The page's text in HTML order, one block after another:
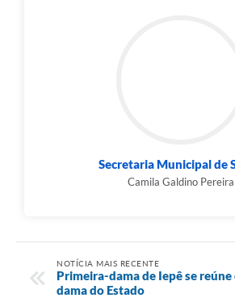
Secretaria Municipal de
Camila Galdino Pereira
NOTÍCIA MAIS RECENTE
Primeira-dama de Iepê se
dama do Estado